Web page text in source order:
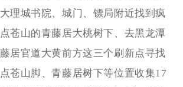
理城书院、城门、镖局附近找到疯
苍山的青藤居大桃树下、去黑龙潭
居官道大黄前方这三个刷新点寻找
苍山脚、青藤居树下等位置收集17